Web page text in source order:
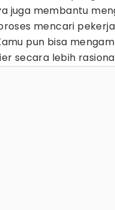
juga membantu
mencari
pun bisa
secara lebih